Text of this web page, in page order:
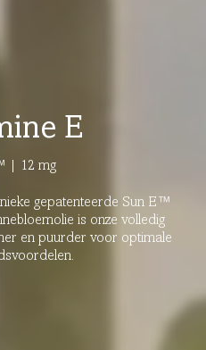
E
| 12 mg
gepatenteerde Sun E™
is onze volledig
en puurder voor optimale